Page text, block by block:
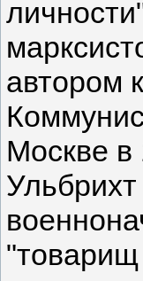
автором
Москве в